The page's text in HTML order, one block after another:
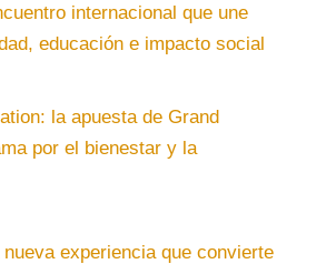
internacional que une
educación e impacto social
la apuesta de Grand
por el bienestar y la
experiencia que convierte